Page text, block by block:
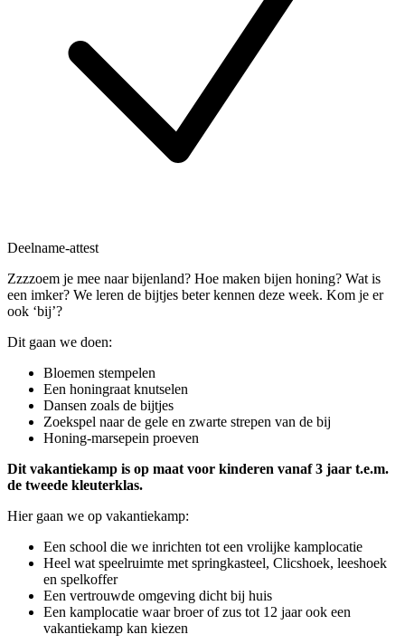
Deelname-attest
Zzzzoem je mee naar bijenland? Hoe maken bijen honing? Wat is
een imker? We leren de bijtjes beter kennen deze week. Kom je er
ook ‘bij’?
Dit gaan we doen:
Bloemen stempelen
Een honingraat knutselen
Dansen zoals de bijtjes
Zoekspel naar de gele en zwarte strepen van de bij
Honing-marsepein proeven
Dit vakantiekamp is op maat voor kinderen vanaf 3 jaar t.e.m.
de tweede kleuterklas.
Hier gaan we op vakantiekamp:
Een school die we inrichten tot een vrolijke kamplocatie
Heel wat speelruimte met springkasteel, Clicshoek, leeshoek
en spelkoffer
Een vertrouwde omgeving dicht bij huis
Een kamplocatie waar broer of zus tot 12 jaar ook een
vakantiekamp kan kiezen